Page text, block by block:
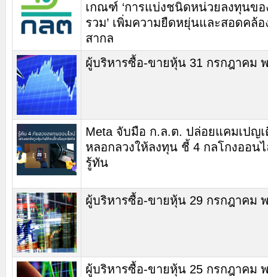
เกณฑ์ ‘การแบ่งชนิดหน่วยลงทุนขอ
รวม’ เพิ่มความยืดหยุ่นและสอดคล้
สากล
ผู้บริหารซื้อ-ขายหุ้น 31 กรกฎาคม
Meta จับมือ ก.ล.ต. ปล่อยแคมเปญ
หลอกลวงให้ลงทุน ชี้ 4 กลโกงออน
รู้ทัน
ผู้บริหารซื้อ-ขายหุ้น 29 กรกฎาคม
ผู้บริหารซื้อ-ขายหุ้น 25 กรกฎาคม